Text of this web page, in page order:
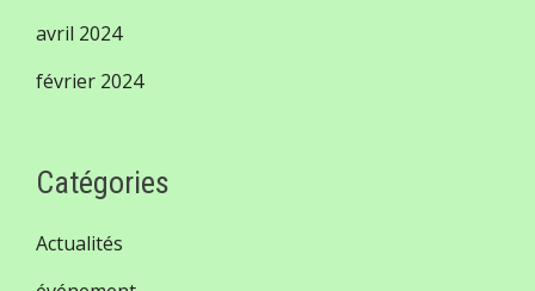
avril 2024
février 2024
Catégories
Actualités